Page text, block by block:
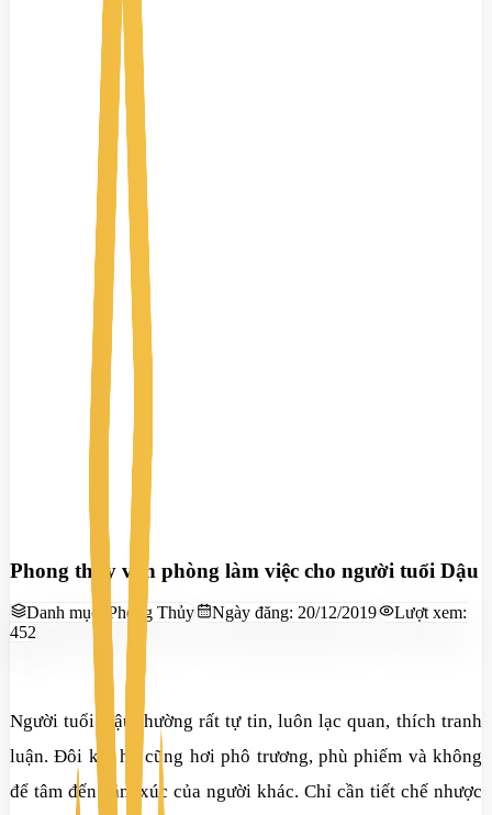
Phong thủy văn phòng làm việc cho người tuổi Dậu
Danh mục: Phong Thủy Ngày đăng: 20/12/2019
Lượt xem:
452
Người tuổi Dậu thường rất tự tin, luôn lạc quan, thích tranh
luận. Đôi khi họ cũng hơi phô trương, phù phiếm và không
để tâm đến cảm xúc của người khác. Chỉ cần tiết chế nhược